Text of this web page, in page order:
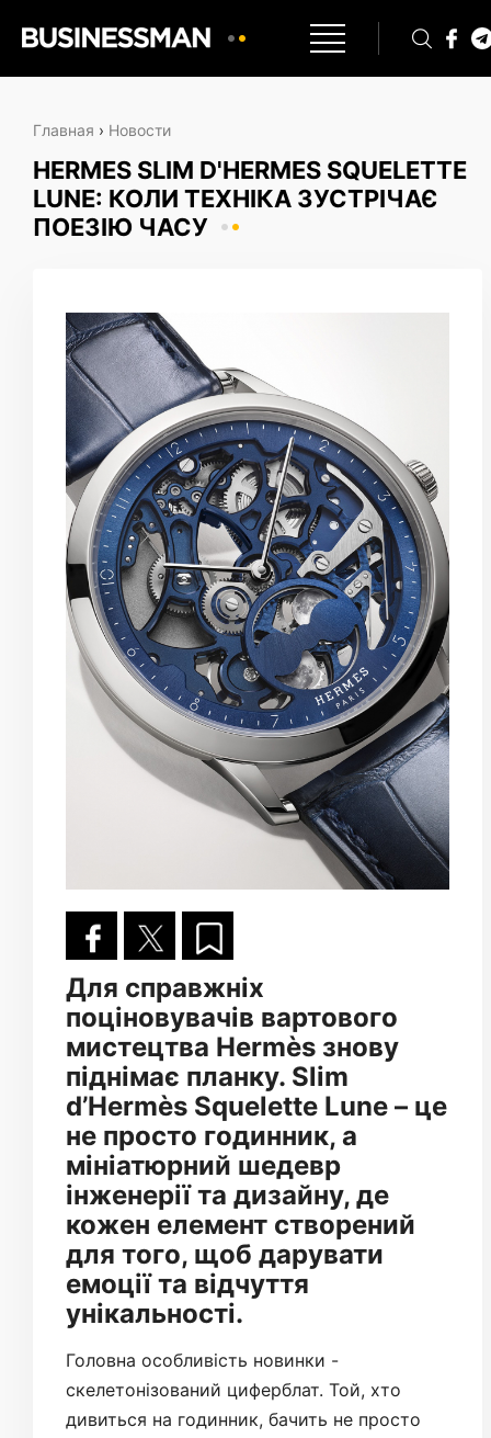
Главная › Новости
HERMES SLIM D'HERMES SQUELETTE
LUNE: КОЛИ ТЕХНІКА ЗУСТРІЧАЄ
ПОЕЗІЮ ЧАСУ
Для справжніх
поціновувачів вартового
мистецтва Hermès знову
піднімає планку. Slim
d’Hermès Squelette Lune – це
не просто годинник, а
мініатюрний шедевр
інженерії та дизайну, де
кожен елемент створений
для того, щоб дарувати
емоції та відчуття
унікальності.
Головна особливість новинки -
скелетонізований циферблат. Той, хто
дивиться на годинник, бачить не просто